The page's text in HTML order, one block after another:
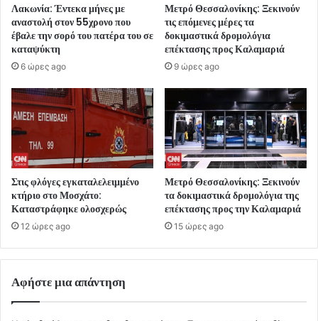
Λακωνία: Έντεκα μήνες με
αναστολή στον 55χρονο που
έβαλε την σορό του πατέρα του σε
καταψύκτη
6 ώρες ago
Μετρό Θεσσαλονίκης: Ξεκινούν
τις επόμενες μέρες τα
δοκιμαστικά δρομολόγια
επέκτασης προς Καλαμαριά
9 ώρες ago
Στις φλόγες εγκαταλελειμμένο
κτήριο στο Μοσχάτο:
Καταστράφηκε ολοσχερώς
12 ώρες ago
Μετρό Θεσσαλονίκης: Ξεκινούν
τα δοκιμαστικά δρομολόγια της
επέκτασης προς την Καλαμαριά
15 ώρες ago
Αφήστε μια απάντηση